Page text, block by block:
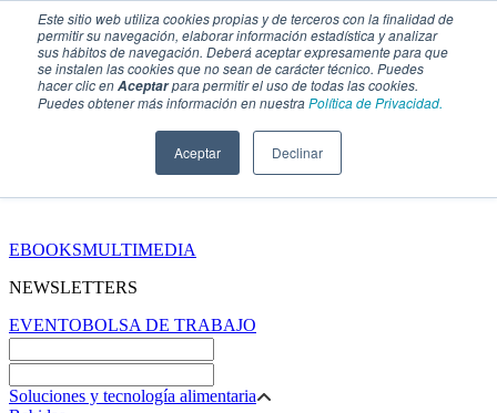
Este sitio web utiliza cookies propias y de terceros con la finalidad de
permitir su navegación, elaborar información estadística y analizar
sus hábitos de navegación. Deberá aceptar expresamente para que
se instalen las cookies que no sean de carácter técnico. Puedes
hacer clic enAceptarpara permitir el uso de todas las cookies.
Puedes obtener más información en nuestraPolítica de Privacidad.
Aceptar Declinar
EBOOKSMULTIMEDIA
NEWSLETTERS
EVENTOBOLSA DE TRABAJO
Soluciones y tecnología alimentaria